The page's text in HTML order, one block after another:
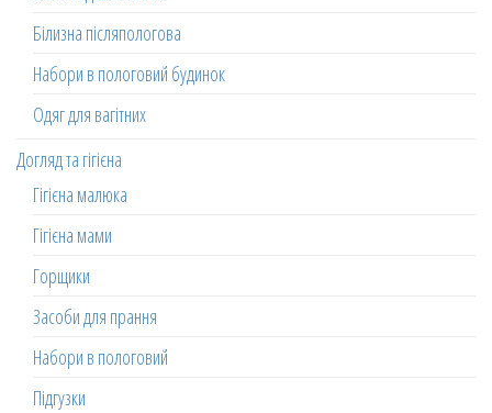
Білизна післяпологова
Набори в пологовий будинок
Одяг для вагітних
Догляд та гігієна
Гігієна малюка
Гігієна мами
Горщики
Засоби для прання
Набори в пологовий
Підгузки